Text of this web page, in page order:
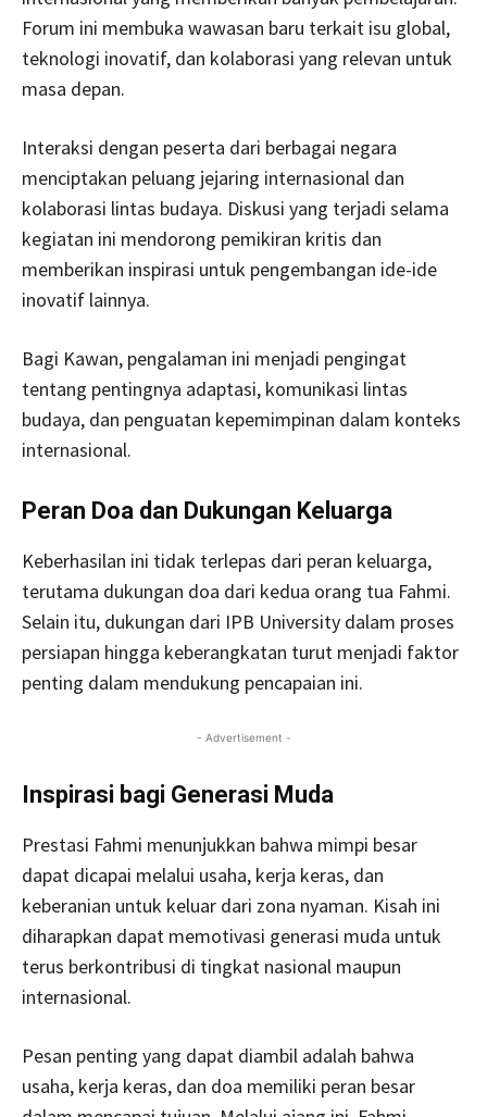
Forum ini membuka wawasan baru terkait isu global,
teknologi inovatif, dan kolaborasi yang relevan untuk
masa depan.
Interaksi dengan peserta dari berbagai negara
menciptakan peluang jejaring internasional dan
kolaborasi lintas budaya. Diskusi yang terjadi selama
kegiatan ini mendorong pemikiran kritis dan
memberikan inspirasi untuk pengembangan ide-ide
inovatif lainnya.
Bagi Kawan, pengalaman ini menjadi pengingat
tentang pentingnya adaptasi, komunikasi lintas
budaya, dan penguatan kepemimpinan dalam konteks
internasional.
Peran Doa dan Dukungan Keluarga
Keberhasilan ini tidak terlepas dari peran keluarga,
terutama dukungan doa dari kedua orang tua Fahmi.
Selain itu, dukungan dari IPB University dalam proses
persiapan hingga keberangkatan turut menjadi faktor
penting dalam mendukung pencapaian ini.
- Advertisement -
Inspirasi bagi Generasi Muda
Prestasi Fahmi menunjukkan bahwa mimpi besar
dapat dicapai melalui usaha, kerja keras, dan
keberanian untuk keluar dari zona nyaman. Kisah ini
diharapkan dapat memotivasi generasi muda untuk
terus berkontribusi di tingkat nasional maupun
internasional.
Pesan penting yang dapat diambil adalah bahwa
usaha, kerja keras, dan doa memiliki peran besar